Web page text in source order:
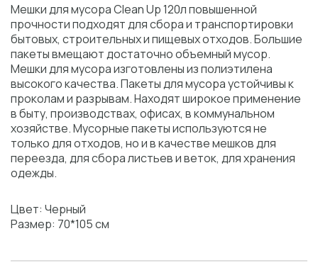
Мешки для мусора Сlean Up 120л повышенной
прочности подходят для сбора и транспортировки
бытовых, строительных и пищевых отходов. Большие
пакеты вмещают достаточно объемный мусор.
Мешки для мусора изготовлены из полиэтилена
высокого качества. Пакеты для мусора устойчивы к
проколам и разрывам. Находят широкое применение
в быту, производствах, офисах, в коммунальном
хозяйстве. Мусорные пакеты используются не
только для отходов, но и в качестве мешков для
переезда, для сбора листьев и веток, для хранения
одежды.
Цвет: Черный
Размер: 70*105 см